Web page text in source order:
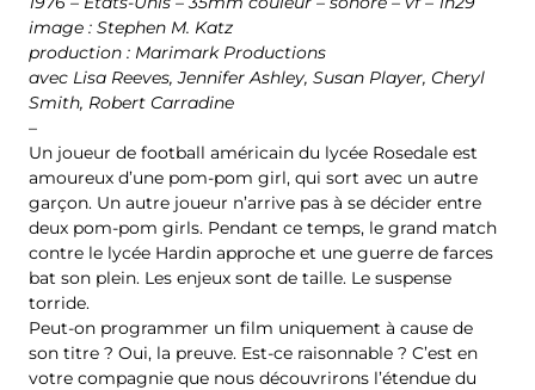
image : Stephen M. Katz
production : Marimark Productions
avec Lisa Reeves, Jennifer Ashley, Susan Player, Cheryl
Smith, Robert Carradine
–
Un joueur de football américain du lycée Rosedale est
amoureux d’une pom-pom girl, qui sort avec un autre
garçon. Un autre joueur n’arrive pas à se décider entre
deux pom-pom girls. Pendant ce temps, le grand match
contre le lycée Hardin approche et une guerre de farces
bat son plein. Les enjeux sont de taille. Le suspense
torride.
Peut-on programmer un film uniquement à cause de
son titre ? Oui, la preuve. Est-ce raisonnable ? C’est en
votre compagnie que nous découvrirons l’étendue du